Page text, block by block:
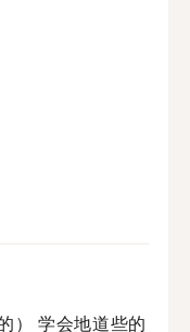
） 学会地道些的